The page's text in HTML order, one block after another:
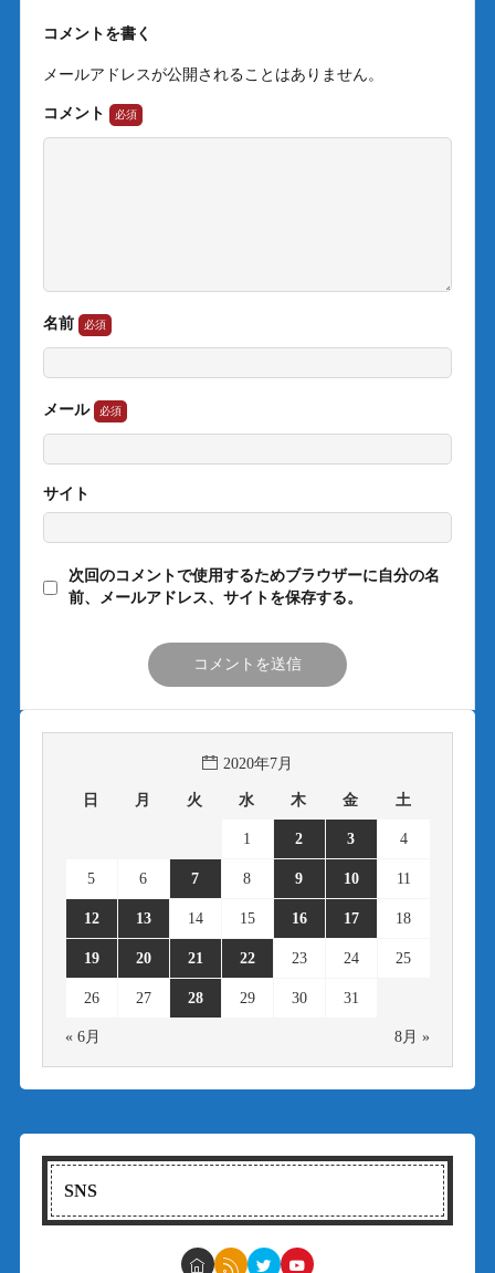
コメントを書く
メールアドレスが公開されることはありません。
コメント
名前
メール
サイト
次回のコメントで使用するためブラウザーに自分の名
前、メールアドレス、サイトを保存する。
2020年7月
日 月 火 水 木 金 土
1 2 3 4
5 6 7 8 9 10 11
12 13 14 15 16 17 18
19 20 21 22 23 24 25
26 27 28 29 30 31
« 6月 8月 »
SNS